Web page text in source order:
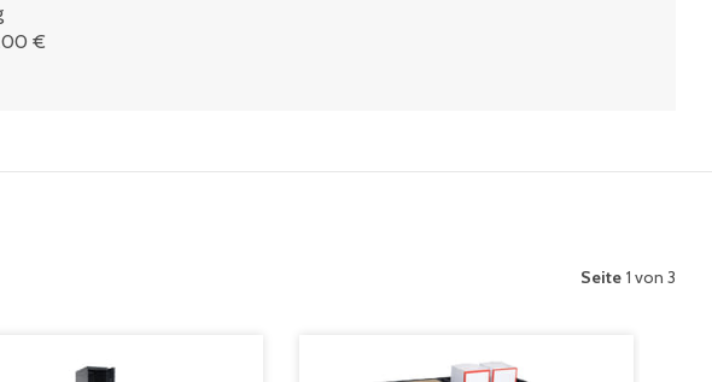
€
Seite 1 von 3